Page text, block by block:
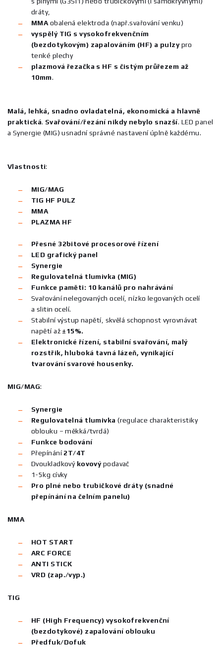
dráty,
MMA obalená elektroda (např.svařování venku)
vyspělý TIG s vysokofrekvenčním
(bezdotykovým) zapalováním (HF) a pulzypro
tenké plechy
plazmová řezačka s HF s čistým průřezem až
10mm.
Malá, lehká, snadno ovladatelná, ekonomická a hlavně
praktická. Svařování/řezání nikdy nebylo snazší. LED panel
a Synergie (MIG) usnadní správné nastavení úplně každému.
Vlastnosti:
MIG/MAG
TIG HF PULZ
MMA
PLAZMA HF
Přesné 32bitové procesorové řízení
LED grafický panel
Synergie
Regulovatelná tlumivka (MIG)
Funkce paměti: 10 kanálů pro nahrávání
Svařování nelegovaných ocelí, nízko legovaných ocelí
a slitin ocelí.
Stabilní výstup napětí, skvělá schopnost vyrovnávat
napětí až ±15%.
Elektronické řízení, stabilní svařování, malý
rozstřik, hluboká tavná lázeň, vynikající
tvarování svarové housenky.
MIG/MAG:
Synergie
Regulovatelná tlumivka (regulace charakteristiky
oblouku – měkká/tvrdá)
Funkce bodování
Přepínání2T/4T
Dvoukladkový kovovýpodavač
1-5kg cívky
Pro plné nebo trubičkové dráty (snadné
přepínání na čelním panelu)
MMA
HOT START
ARC FORCE
ANTI STICK
VRD (zap./vyp.)
TIG
HF (High Frequency) vysokofrekvenční
(bezdotykové) zapalování oblouku
Předfuk/Dofuk